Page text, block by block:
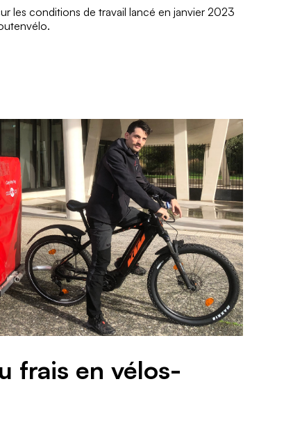
les conditions de travail lancé en janvier 2023
frais en vélos-